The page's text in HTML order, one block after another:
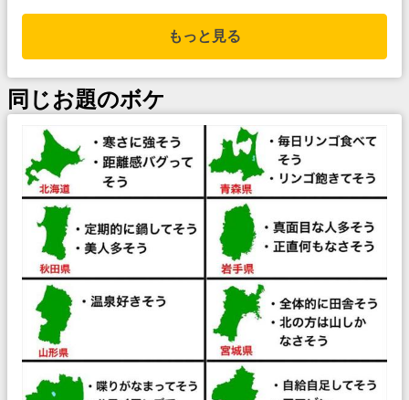
もっと見る
同じお題のボケ